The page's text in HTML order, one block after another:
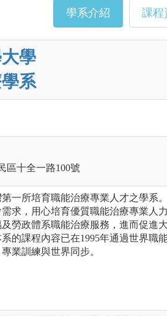
學系介紹 課程
學
系
區十全一路100號
一所培育職能治療專業人才之學系
求，用心培育優質職能治療專業人
勞政體系職能治療服務，進而促進
的課程內容已在1995年通過世界職
業訓練與世界同步。